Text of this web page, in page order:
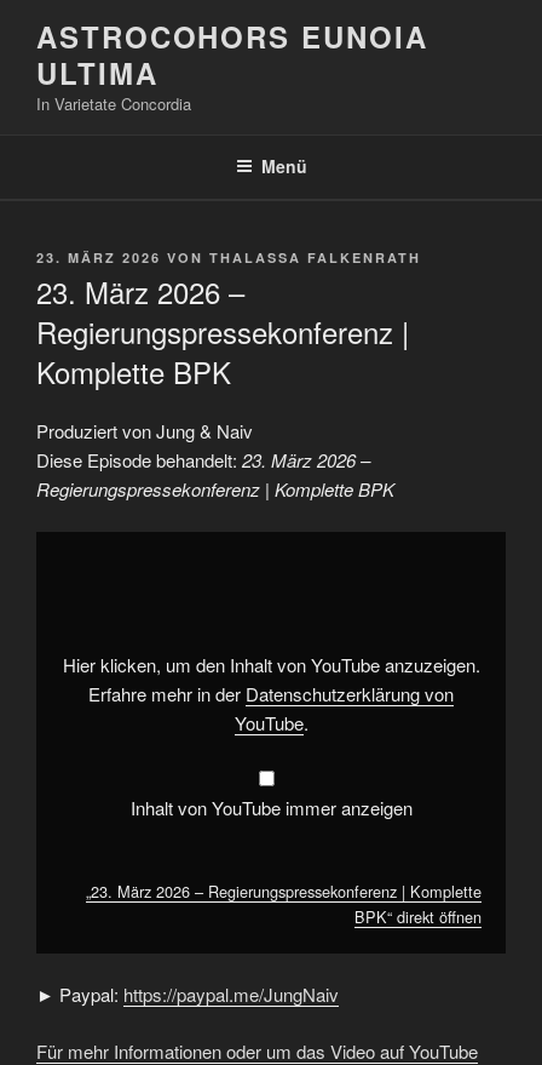
Inhalt
springen
ASTROCOHORS EUNOIA
ULTIMA
In Varietate Concordia
Menü
VERÖFFENTLICHT
23. MÄRZ 2026 VON THALASSA FALKENRATH
23. März 2026 –
Regierungspressekonferenz |
Komplette BPK
Produziert von Jung & Naiv
Diese Episode behandelt: 23. März 2026 –
Regierungspressekonferenz | Komplette BPK
„23.
BPK“
von
YouTube
anzeigen
Hier klicken, um den Inhalt von YouTube anzuzeigen.
Erfahre mehr in der Datenschutzerklärung von
YouTube.
Inhalt von YouTube immer anzeigen
„23. März 2026 – Regierungspressekonferenz | Komplette
BPK“ direkt öffnen
► Paypal: https://paypal.me/JungNaiv
Für mehr Informationen oder um das Video auf YouTube